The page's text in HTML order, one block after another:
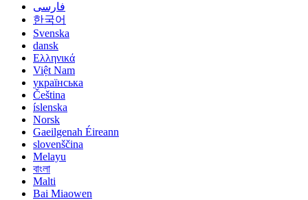
فارسی
한국어
Svenska
dansk
Ελληνικά
Việt Nam
українська
Čeština
íslenska
Norsk
Gaeilgenah Éireann
slovenščina
Melayu
বাংলা
Malti
Bai Miaowen